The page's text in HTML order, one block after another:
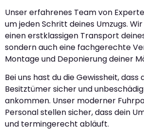
Unser erfahrenes Team von
um jeden Schritt deines Umzugs.
einen erstklassigen Transport
sondern auch eine fachgerechte
Montage und Deponierung deiner
Bei uns hast du die Gewissheit,
Besitztümer sicher und
ankommen. Unser moderner
Personal stellen sicher, dass dein
und termingerecht abläuft.